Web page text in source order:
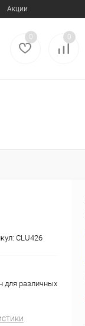
Акции
0 0
CLU426
для различных